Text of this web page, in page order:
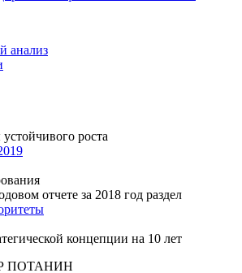
анализ
роста
отчете за 2018 год раздел
концепции на 10 лет